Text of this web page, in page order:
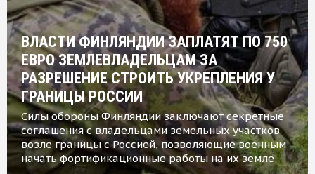
ВЛАСТИ ФИНЛЯНДИИ ЗАПЛАТЯТ ПО 750
ЕВРО ЗЕМЛЕВЛАДЕЛЬЦАМ ЗА
РАЗРЕШЕНИЕ СТРОИТЬ УКРЕПЛЕНИЯ У
ГРАНИЦЫ РОССИИ
Силы обороны Финляндии заключают секретные
соглашения с владельцами земельных участков
возле границы с Россией, позволяющие военным
начать фортификационные работы на их земле